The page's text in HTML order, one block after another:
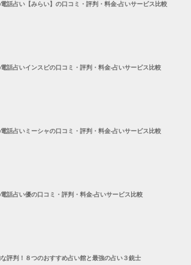
話占い【みらい】の口コミ・評判・料金-占いサービス比較
話占いインスピの口コミ・評判・料金-占いサービス比較
話占いミーシャの口コミ・評判・料金-占いサービス比較
話占い優の口コミ・評判・料金-占いサービス比較
評判！８つのおすすめ占い館と最強の占い３銃士